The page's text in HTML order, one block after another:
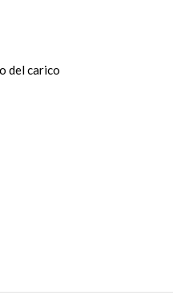
del carico